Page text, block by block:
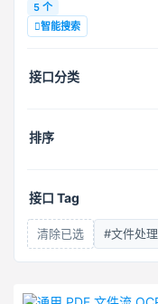
5 个
智能搜索
接口分类
排序
接口 Tag
清除已选 #文件处理